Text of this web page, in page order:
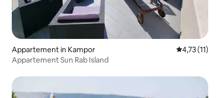
Appartement in Kampor Gemiddelde
4,73 (11)
Appartement Sun Rab Island